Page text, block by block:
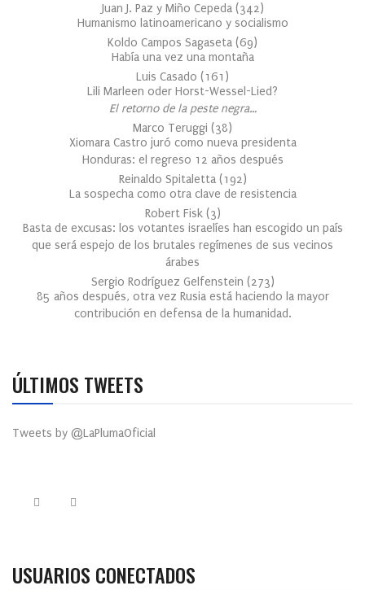
Juan J. Paz y Miño Cepeda (342)
Humanismo latinoamericano y socialismo
Koldo Campos Sagaseta (69)
Había una vez una montaña
Luis Casado (161 )
Lili Marleen oder Horst-Wessel-Lied?
El retorno de la peste negra…
Marco Teruggi (38)
Xiomara Castro juró como nueva presidenta
Honduras: el regreso 12 años después
Reinaldo Spitaletta (192)
La sospecha como otra clave de resistencia
Robert Fisk (3)
Basta de excusas: los votantes israelíes han escogido un país
que será espejo de los brutales regímenes de sus vecinos
árabes
Sergio Rodríguez Gelfenstein (273)
85 años después, otra vez Rusia está haciendo la mayor
contribución en defensa de la humanidad.
ÚLTIMOS TWEETS
Tweets by @LaPlumaOficial
USUARIOS CONECTADOS